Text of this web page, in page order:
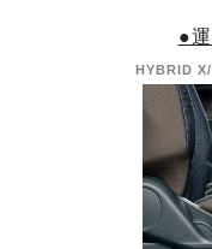
●
HYBRID